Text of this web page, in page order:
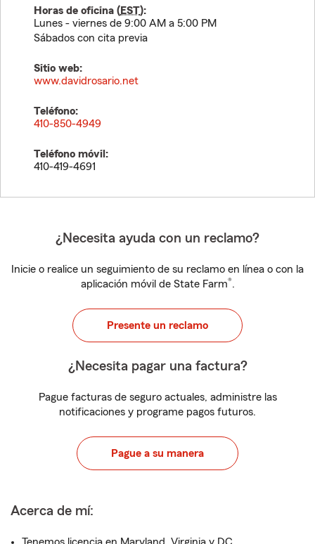
Horas de oficina (EST):
Lunes - viernes de 9:00 AM a 5:00 PM
Sábados con cita previa
Sitio web:
www.davidrosario.net
Teléfono:
410-850-4949
Teléfono móvil:
410-419-4691
¿Necesita ayuda con un reclamo?
Inicie o realice un seguimiento de su reclamo en línea o con la
aplicación móvil de State Farm®.
Presente un reclamo
¿Necesita pagar una factura?
Pague facturas de seguro actuales, administre las
notificaciones y programe pagos futuros.
Pague a su manera
Acerca de mí: